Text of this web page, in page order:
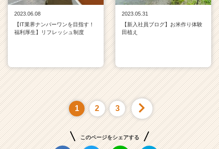
2023.06.08
【IT業界ナンバーワンを目指す！
福利厚生】リフレッシュ制度
2023.05.31
【新入社員ブログ】お米作り体験
田植え
1 2 3
このページをシェアする